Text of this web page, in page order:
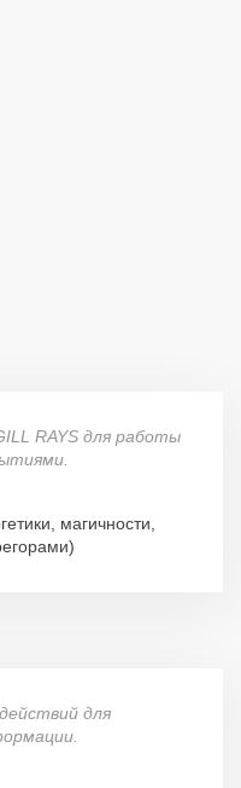
RAYS для работы
магичности,
для